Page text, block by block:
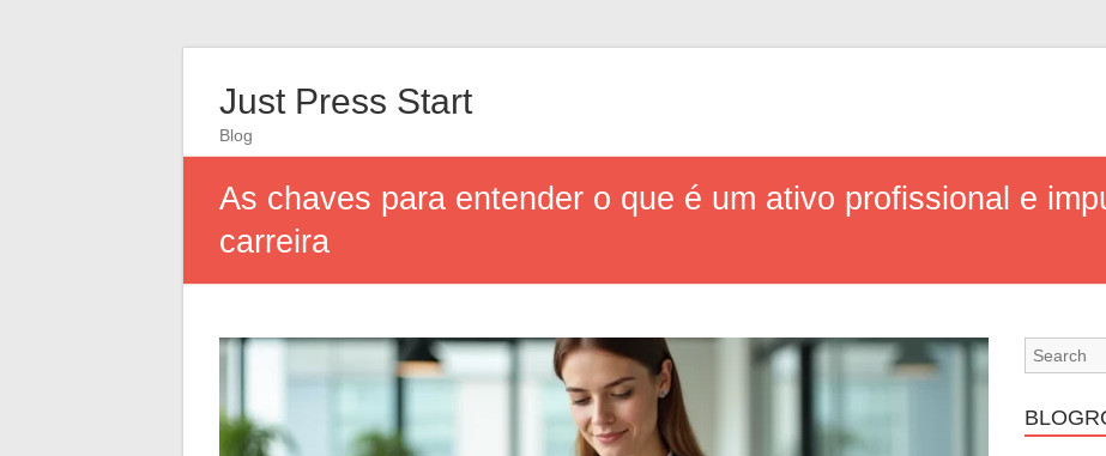
Just Press Start
Blog
As chaves para entender o que é um ativo profissional e
carreira